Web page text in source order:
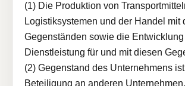
(1) Die Produktion von
Logistiksystemen und der Handel mit
Gegenständen sowie die
Dienstleistung für und mit diesen
(2) Gegenstand des Unternehmens
Beteiligung an anderen Unternehmen,